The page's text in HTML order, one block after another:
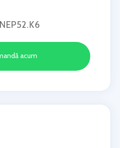
acum